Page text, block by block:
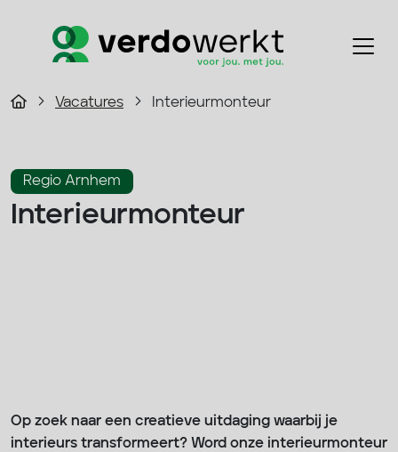
Vacatures Interieurmonteur
Regio Arnhem
Interieurmonteur
Op zoek naar een creatieve uitdaging waarbij je
interieurs transformeert? Word onze interieurmonteur